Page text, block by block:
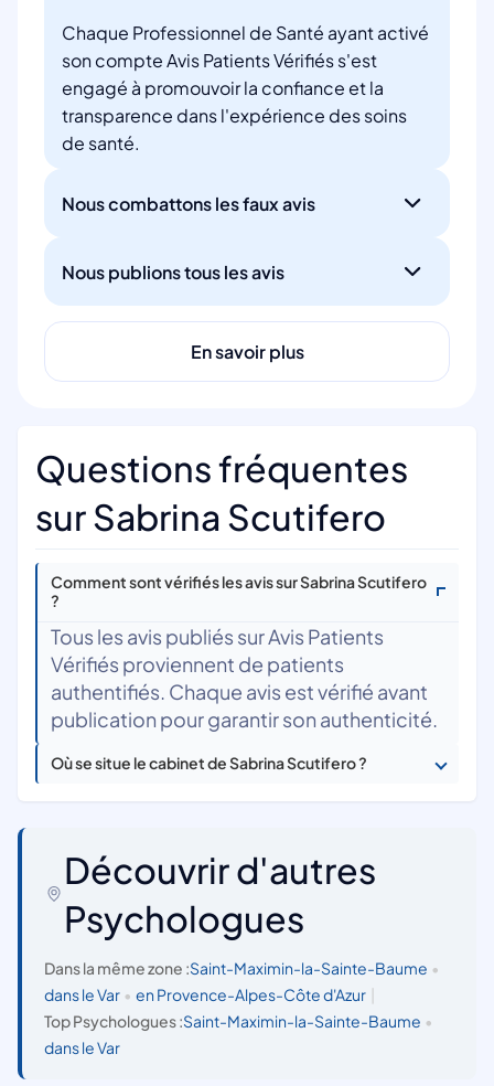
Chaque Professionnel de Santé ayant activé
son compte Avis Patients Vérifiés s'est
engagé à promouvoir la confiance et la
transparence dans l'expérience des soins
de santé.
Nous combattons les faux avis
Nous publions tous les avis
En savoir plus
Questions fréquentes
sur Sabrina Scutifero
Comment sont vérifiés les avis sur Sabrina Scutifero
?
Tous les avis publiés sur Avis Patients
Vérifiés proviennent de patients
authentifiés. Chaque avis est vérifié avant
publication pour garantir son authenticité.
Où se situe le cabinet de Sabrina Scutifero ?
Découvrir d'autres
Psychologues
Dans la même zone :Saint-Maximin-la-Sainte-Baume •
dans le Var • en Provence-Alpes-Côte d'Azur
Top Psychologues :Saint-Maximin-la-Sainte-Baume •
dans le Var